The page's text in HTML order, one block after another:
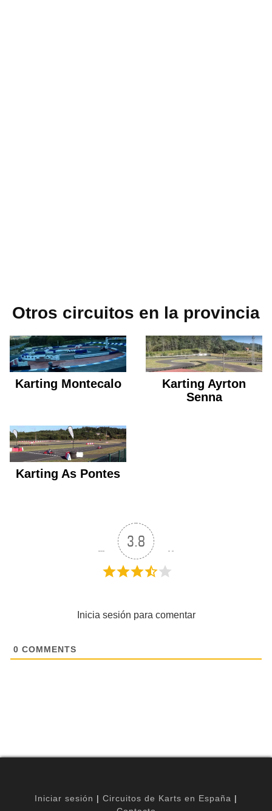
Otros circuitos en la provincia
Karting Montecalo
Karting Ayrton
Senna
Karting As Pontes
3.8
Inicia sesión para comentar
0 COMMENTS
Iniciar sesión | Circuitos de Karts en España |